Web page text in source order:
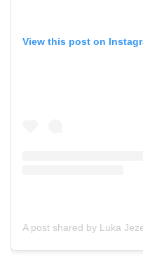
View this post on
A post shared by Luka